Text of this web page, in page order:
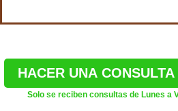
HACER UNA
Solo se reciben consultas de Lunes a